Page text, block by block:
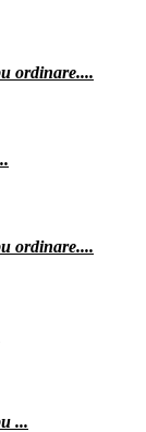
ordinare....
ordinare....
...